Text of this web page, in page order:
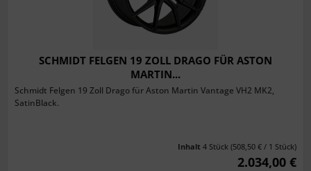
SCHMIDT FELGEN 19 ZOLL DRAGO FÜR ASTON
MARTIN...
Schmidt Felgen 19 Zoll Drago für Aston Martin Vantage VH2 MK2,
SatinBlack.
Inhalt 4 Stück (508,50 € / 1 Stück)
2.034,00 €